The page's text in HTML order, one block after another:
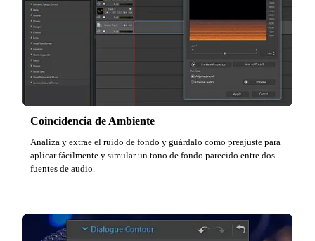
Coincidencia de Ambiente
Analiza y extrae el ruido de fondo y guárdalo como preajuste para
aplicar fácilmente y simular un tono de fondo parecido entre dos
fuentes de audio.